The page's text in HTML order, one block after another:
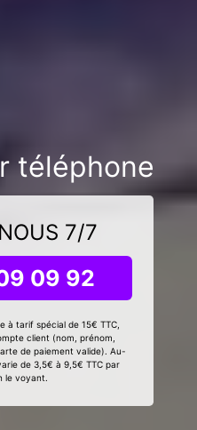
téléphone
7/7
09 92
à tarif spécial de 15€ TTC,
client (nom, prénom,
de paiement valide). Au-
de 3,5€ à 9,5€ TTC par
le voyant.